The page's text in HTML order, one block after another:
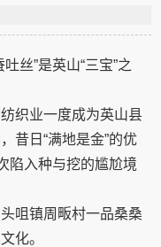
丝”是英山“三宝”之
织业一度成为英山县
昔日“满地是金”的优
陷入种与挖的尴尬境
咀镇周畈村一品桑桑
化。